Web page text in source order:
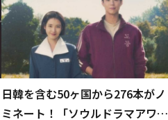
日韓を含む50ヶ国から276本がノ
ミネート！「ソウルドラマアワー